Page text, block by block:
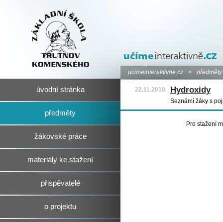
úvodní stránka
předměty
žákovské práce
materiály ke stažení
přispěvatelé
o projektu
ucimeinteraktivne.cz > předměty
22.11.2010 Hydroxidy
Seznámí žáky s
Pro stažení